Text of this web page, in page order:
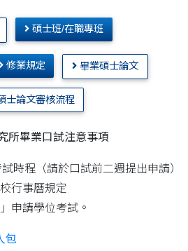
碩士班/在職專班
修業規定 畢業碩士論文
士論文審核流程
所畢業口試注意事項
時程（請於口試前二週提出申請）
行事曆規定
申請學位考試。
包